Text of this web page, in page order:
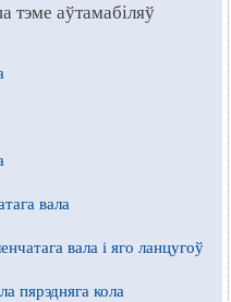
тэме аўтамабіляў
вала
вала і яго ланцугоў
пярэдняга кола